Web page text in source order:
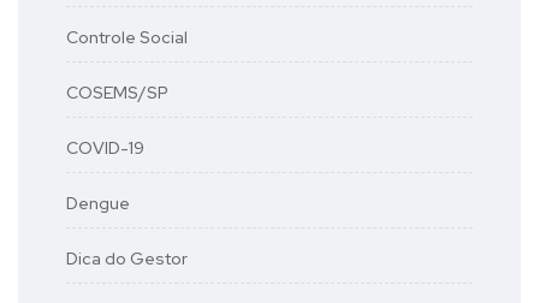
Controle Social
COSEMS/SP
COVID-19
Dengue
Dica do Gestor